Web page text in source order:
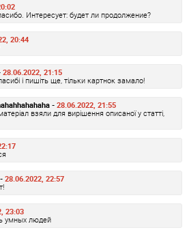
Интересует: будет ли продолжение?
20:44
28.06.2022, 21:15
і пишіть ще, тільки картнок замало!
- 28.06.2022, 21:55
взяли для вирішення описаної у статті,
28.06.2022, 22:57
23:03
умных людей